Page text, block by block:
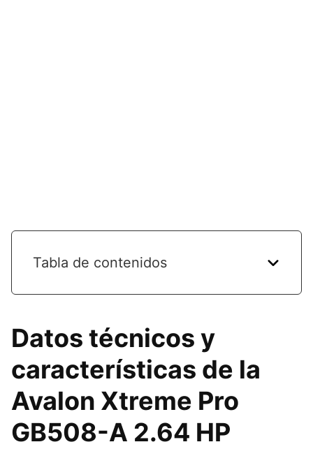
Tabla de contenidos
Datos técnicos y
características de la
Avalon Xtreme Pro
GB508-A 2.64 HP